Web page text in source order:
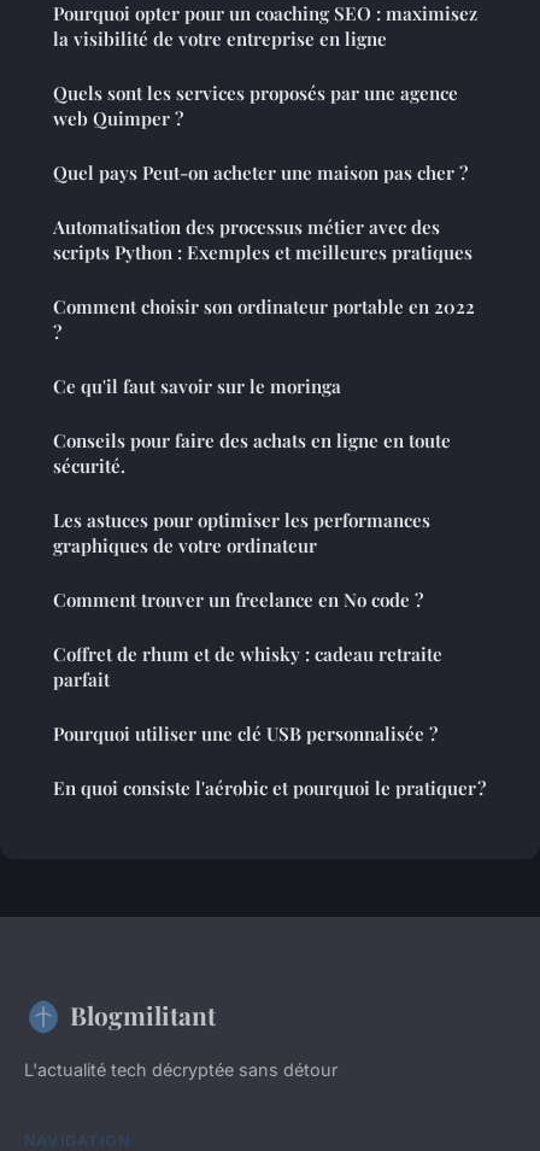
Pourquoi opter pour un coaching SEO : maximisez
la visibilité de votre entreprise en ligne
Quels sont les services proposés par une agence
web Quimper ?
Quel pays Peut-on acheter une maison pas cher ?
Automatisation des processus métier avec des
scripts Python : Exemples et meilleures pratiques
Comment choisir son ordinateur portable en 2022
?
Ce qu'il faut savoir sur le moringa
Conseils pour faire des achats en ligne en toute
sécurité.
Les astuces pour optimiser les performances
graphiques de votre ordinateur
Comment trouver un freelance en No code ?
Coffret de rhum et de whisky : cadeau retraite
parfait
Pourquoi utiliser une clé USB personnalisée ?
En quoi consiste l'aérobic et pourquoi le pratiquer ?
Blogmilitant
L'actualité tech décryptée sans détour
NAVIGATION